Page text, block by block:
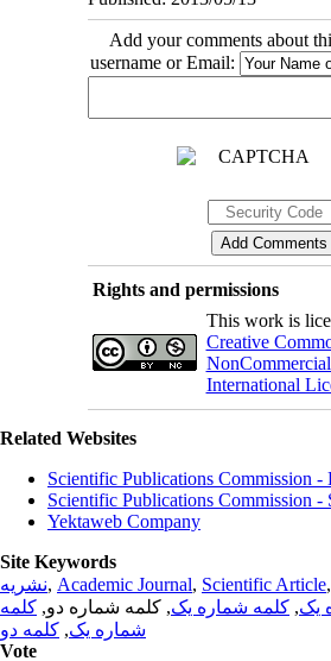
Add your comments about
username or Email:
Rights and permissions
This work is
Creative
International
Related Websites
Scientific Publications Commission
Scientific Publications Commission -
Yektaweb Company
Site Keywords
نشریه, Academic Journal, Scientific Article,
یک, کلمه شماره یک, کلمه شماره دو, کلمه
شماره یک, کلمه دو
Vote